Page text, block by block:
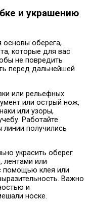
и украшению
основы оберега,
которые для вас
не повредить
перед дальнейшей
или рельефных
или острый нож,
или узоры,
Работайте
получились
украсить оберег
лентами или
помощью клея или
Важно
и
носке.